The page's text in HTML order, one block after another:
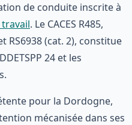
de conduite inscrite à
travail. Le CACES R485,
RS6938 (cat. 2), constitue
24 et les
pour la Dordogne,
mécanisée dans ses